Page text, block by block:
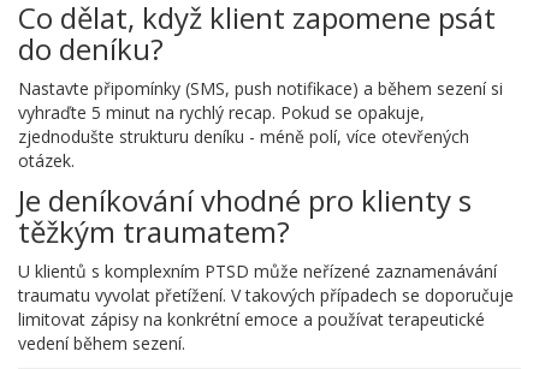
Co dělat, když klient zapomene psát
do deníku?
Nastavte připomínky (SMS, push notifikace) a během sezení si
vyhraďte 5 minut na rychlý recap. Pokud se opakuje,
zjednodušte strukturu deníku - méně polí, více otevřených
otázek.
Je deníkování vhodné pro klienty s
těžkým traumatem?
U klientů s komplexním PTSD může neřízené zaznamenávání
traumatu vyvolat přetížení. V takových případech se doporučuje
limitovat zápisy na konkrétní emoce a používat terapeutické
vedení během sezení.